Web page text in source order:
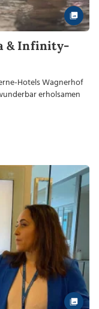
& Infinity-
Hotels Wagnerhof
erholsamen